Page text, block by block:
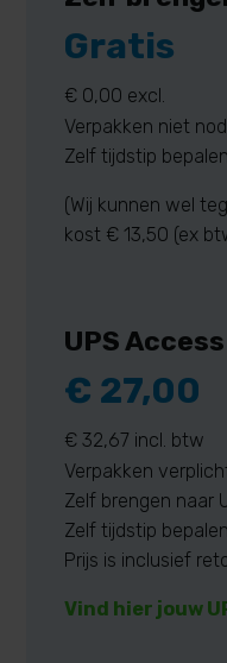
Gratis
€ 0,00 excl.
Verpakken niet
Zelf tijdstip bepalen
(Wij kunnen wel
kost € 13,50 (ex
UPS
€ 27,00
€ 32,67 incl. btw
Verpakken
Zelf brengen naar
Zelf tijdstip bepalen
Prijs is inclusief
Vind hier jouw